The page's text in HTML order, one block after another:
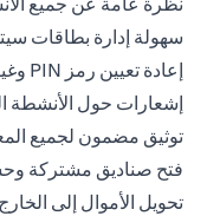
سهولة إدارة بطاقات
إعادة تعيين رمز PIN وغيرها عن طريق تطبيق سيتي موبايل.
إشعارات حول الأنشطة
توثيق مضمون لجميع
فتح صناديق مشتركة
تحويل الأموال إلى